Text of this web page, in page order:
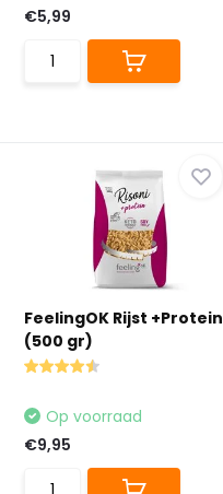
€5,99
FeelingOK Rijst +Protein
(500 gr)
Op voorraad
€9,95